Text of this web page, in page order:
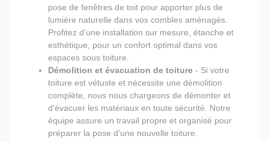
pose de fenêtres de toit pour apporter plus de
lumière naturelle dans vos combles aménagés.
Profitez d'une installation sur mesure, étanche et
esthétique, pour un confort optimal dans vos
espaces sous toiture.
Démolition et évacuation de toiture - Si votre
toiture est vétuste et nécessite une démolition
complète, nous nous chargeons de démonter et
d'évacuer les matériaux en toute sécurité. Notre
équipe assure un travail propre et organisé pour
préparer la pose d'une nouvelle toiture.